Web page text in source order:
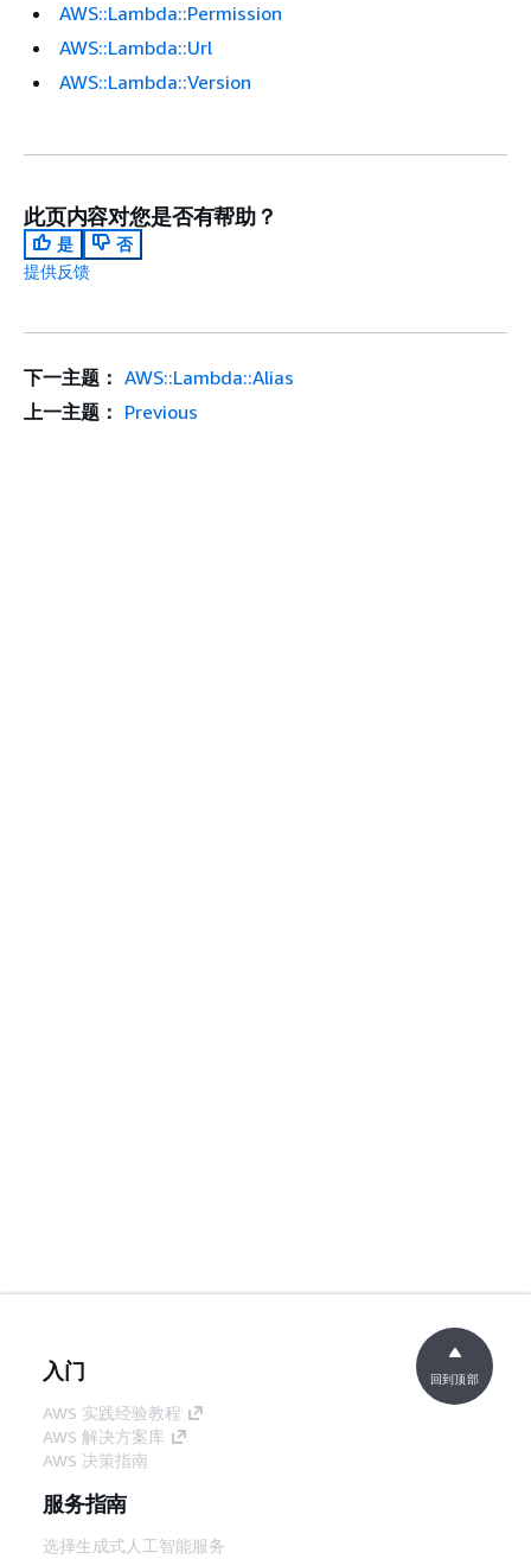
AWS::Lambda::Permission
AWS::Lambda::Url
AWS::Lambda::Version
此页内容对您是否有帮助？
是
否
提供反馈
下一主题： AWS::Lambda::Alias
上一主题： Previous
入门
AWS 实践经验教程
AWS 解决方案库
AWS 决策指南
服务指南
选择生成式人工智能服务
回到顶部